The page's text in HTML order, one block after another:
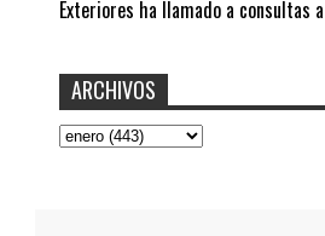
Exteriores ha llamado a consultas
ARCHIVOS